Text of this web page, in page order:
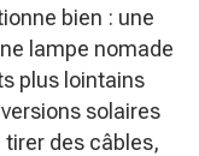
bien : une
lampe nomade
plus lointains
solaires
tirer des câbles,